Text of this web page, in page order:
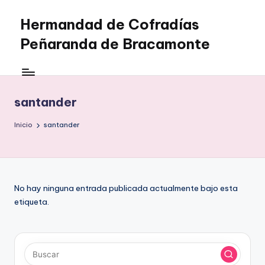
Saltar
contenido
Hermandad de Cofradías
Peñaranda de Bracamonte
santander
Inicio santander
No hay ninguna entrada publicada actualmente bajo esta
etiqueta.